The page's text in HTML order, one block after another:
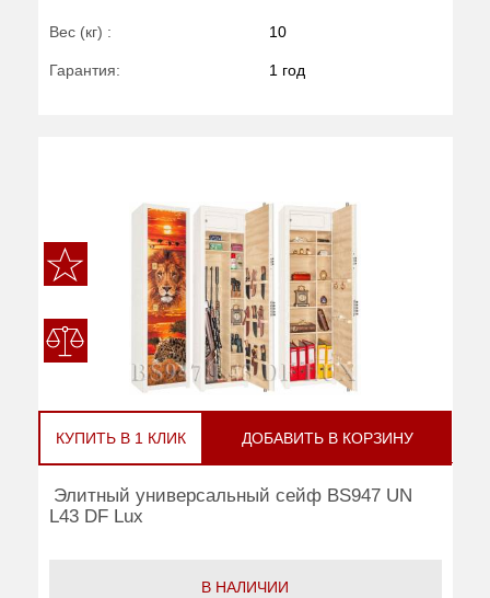
Вес (кг) : 10
Гарантия: 1 год
КУПИТЬ В 1 КЛИК ДОБАВИТЬ В КОРЗИНУ
Элитный универсальный сейф BS947 UN
L43 DF Lux
В НАЛИЧИИ